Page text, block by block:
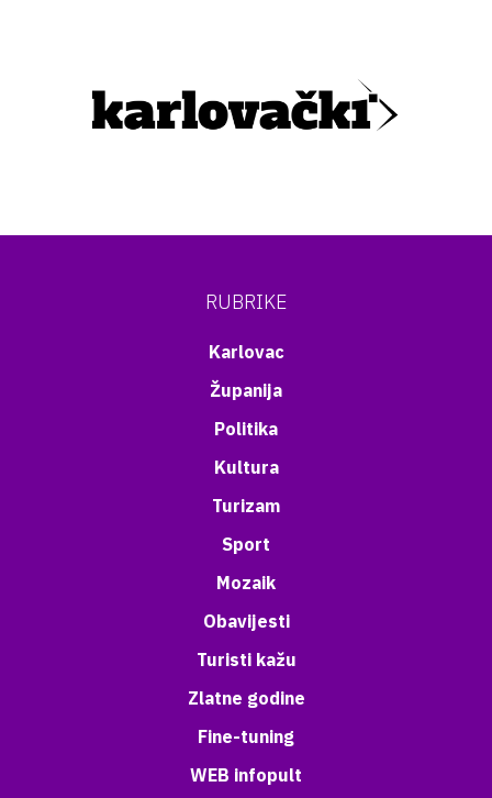
RUBRIKE
Karlovac
Županija
Politika
Kultura
Turizam
Sport
Mozaik
Obavijesti
Turisti kažu
Zlatne godine
Fine-tuning
WEB infopult